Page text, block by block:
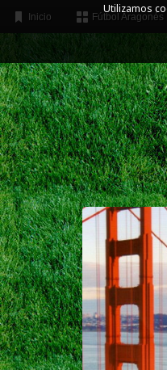
Utilizamos
Inicio Fútbol Aragonés